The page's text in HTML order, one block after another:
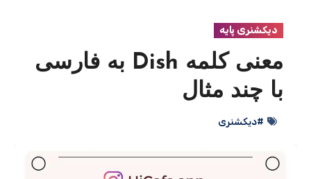
دیکشنری پایه
معنی کلمه Dish به فارسی
با چند مثال
#دیکشنری